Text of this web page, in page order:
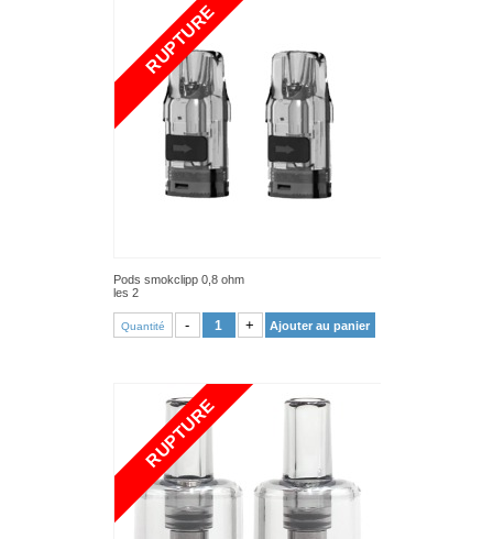
RUPTURE
Pods smokclipp 0,8 ohm
les 2
Quantité - + Ajouter au panier
RUPTURE